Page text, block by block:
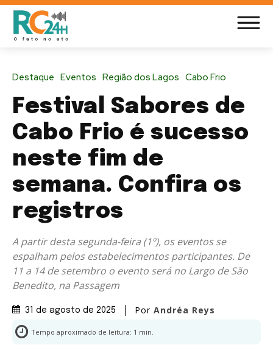
Destaque Eventos Região dos Lagos Cabo Frio
Festival Sabores de
Cabo Frio é sucesso
neste fim de
semana. Confira os
registros
A partir desta segunda-feira (1º), os eventos se
espalham pelos estabelecimentos participantes. De
11 a 14 de setembro o evento será no Largo de São
Benedito, na Passagem
31 de agosto de 2025 Por Andréa Reys
Tempo aproximado de leitura: 1 min.